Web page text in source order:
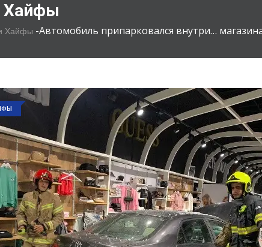
Хайфы
Хайфы -Автомобиль припарковался внутри…